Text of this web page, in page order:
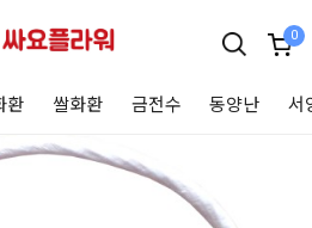
0
환 쌀화환 금전수 동양난 서